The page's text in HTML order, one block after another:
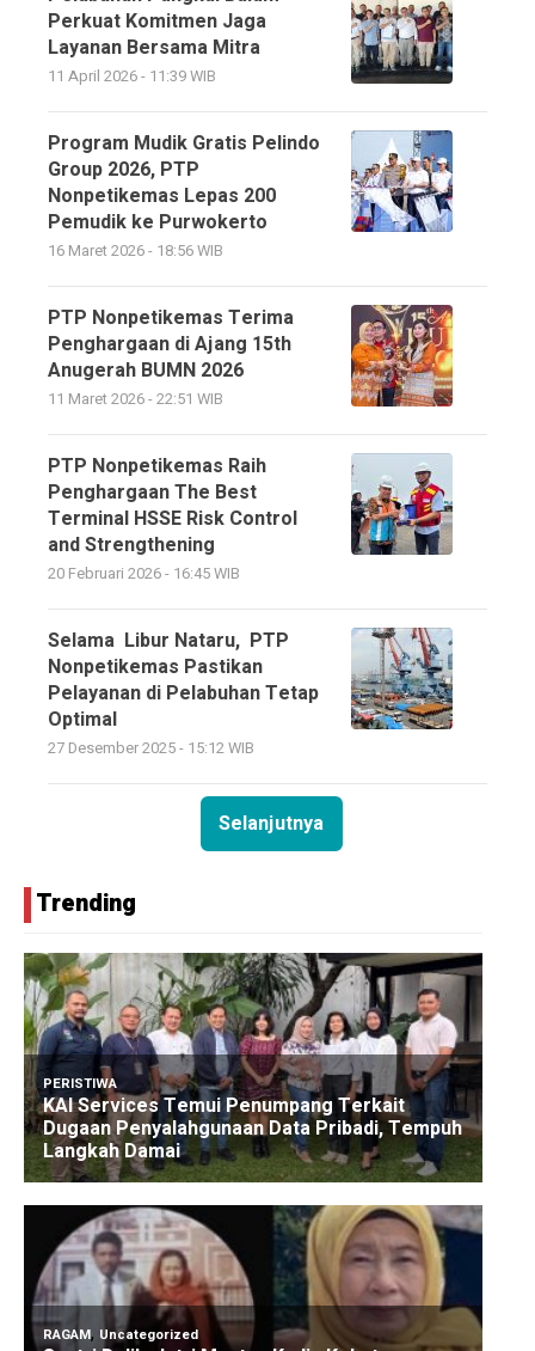
Perkuat Komitmen Jaga
Layanan Bersama Mitra
11 April 2026 - 11:39 WIB
Program Mudik Gratis Pelindo
Group 2026, PTP
Nonpetikemas Lepas 200
Pemudik ke Purwokerto
16 Maret 2026 - 18:56 WIB
PTP Nonpetikemas Terima
Penghargaan di Ajang 15th
Anugerah BUMN 2026
11 Maret 2026 - 22:51 WIB
PTP Nonpetikemas Raih
Penghargaan The Best
Terminal HSSE Risk Control
and Strengthening
20 Februari 2026 - 16:45 WIB
Selama Libur Nataru, PTP
Nonpetikemas Pastikan
Pelayanan di Pelabuhan Tetap
Optimal
27 Desember 2025 - 15:12 WIB
Selanjutnya
Trending